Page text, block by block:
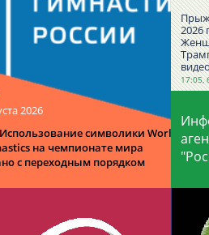
2026
символики World
на чемпионате мира
с переходным порядком
2026
17:05,
СССР
15:32,